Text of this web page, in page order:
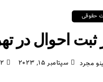
حقوقی
ثبت احوال در
مجرد سپتامبر 15, 2023 2 نظر